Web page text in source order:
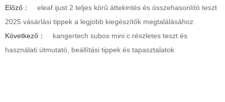
Előző：
eleaf ijust 2 teljes körű áttekintés és összehasonlító teszt
2025 vásárlási tippek a legjobb kiegészítők megtalálásához
Következő：
kangertech subox mini c részletes teszt és
használati útmutató, beállítási tippek és tapasztalatok